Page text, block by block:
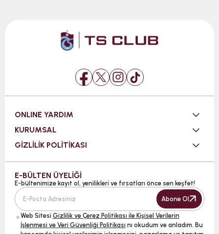
ONLINE YARDIM
KURUMSAL
GİZLİLİK POLİTİKASI
E-BÜLTEN ÜYELİĞİ
E-bültenimize kayıt ol, yenilikleri ve fırsatları önce sen keşfet!
Abone Ol
Web Sitesi Gizlilik ve Çerez Politikası ile Kişisel Verilerin
İşlenmesi ve Veri Güvenliği Politikası nı okudum ve anladım. Bu